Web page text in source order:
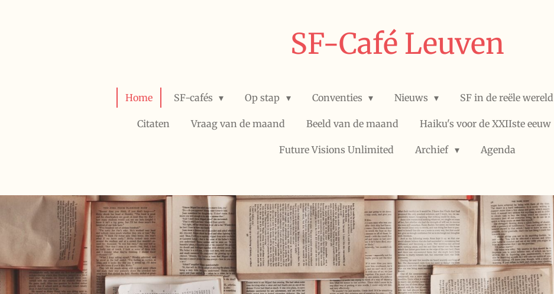
SF-Café Leuven
Home SF-cafés Op stap Conventies Nieuws SF in de reële wereld
Citaten Vraag van de maand Beeld van de maand Haiku's voor de XXIIste eeuw
Future Visions Unlimited Archief Agenda